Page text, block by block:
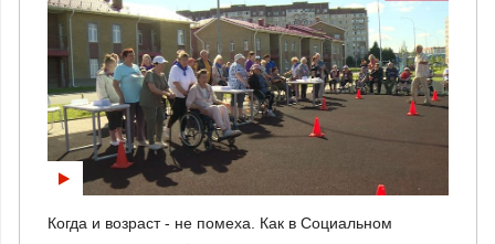
Когда и возраст - не помеха. Как в Социальном